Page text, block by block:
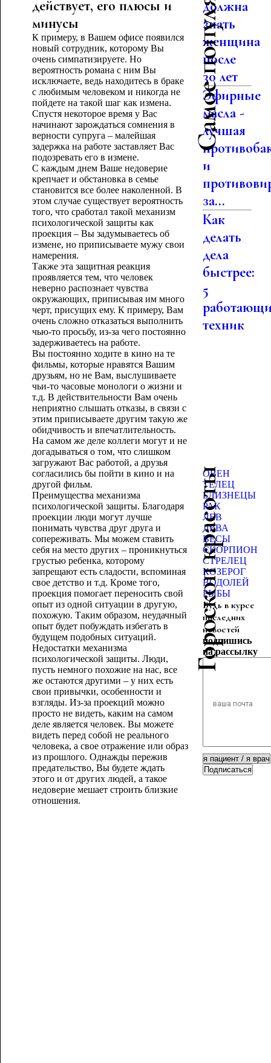
действует, его плюсы и
минусы
К примеру, в Вашем офисе появился
новый сотрудник, которому Вы
очень симпатизируете. Но
вероятность романа с ним Вы
исключаете, ведь находитесь в браке
с любимым человеком и никогда не
пойдете на такой шаг как измена.
Спустя некоторое время у Вас
начинают зарождаться сомнения в
верности супруга – малейшая
задержка на работе заставляет Вас
подозревать его в измене.
С каждым днем Ваше недоверие
крепчает и обстановка в семье
становится все более наколенной. В
этом случае существует вероятность
того, что сработал такой механизм
психологической защиты как
проекция – Вы задумываетесь об
измене, но приписываете мужу свои
намерения.
Также эта защитная реакция
проявляется тем, что человек
неверно распознает чувства
окружающих, приписывая им много
черт, присущих ему. К примеру, Вам
очень сложно отказаться выполнить
чью-то просьбу, из-за чего постоянно
задерживаетесь на работе.
Вы постоянно ходите в кино на те
фильмы, которые нравятся Вашим
друзьям, но не Вам, выслушиваете
чьи-то часовые монологи о жизни и
т.д. В действительности Вам очень
неприятно слышать отказы, в связи с
этим приписываете другим такую же
обидчивость и впечатлительность.
На самом же деле коллеги могут и не
догадываться о том, что слишком
загружают Вас работой, а друзья
согласились бы пойти в кино и на
другой фильм.
Преимущества механизма
психологической защиты. Благодаря
проекции люди могут лучше
понимать чувства друг друга и
сопереживать. Мы можем ставить
себя на место других – проникнуться
грустью ребенка, которому
запрещают есть сладости, вспоминая
свое детство и т.д. Кроме того,
проекция помогает переносить свой
опыт из одной ситуации в другую,
похожую. Таким образом, неудачный
опыт будет побуждать избегать в
будущем подобных ситуаций.
Недостатки механизма
психологической защиты. Люди,
пусть немного похожие на нас, все
же остаются другими – у них есть
свои привычки, особенности и
взгляды. Из-за проекций можно
просто не видеть, каким на самом
деле является человек. Вы можете
видеть перед собой не реального
человека, а свое отражение или образ
из прошлого. Однажды пережив
предательство, Вы будете ждать
этого и от других людей, а такое
недоверие мешает строить близкие
отношения.
Самое популярное
должна
знать
женщина
после
30 лет
Эфирные
масла -
лучшая
и
за...
Как
делать
дела
быстрее:
5
техник
Гороскоп красоты
ОВЕН
ТЕЛЕЦ
БЛИЗНЕЦЫ
РАК
ЛЕВ
ДЕВА
ВЕСЫ
СКОРПИОН
СТРЕЛЕЦ
КОЗЕРОГ
ВОДОЛЕЙ
РЫБЫ
Будь в курсе
последних
новостей
подпишись
на рассылку
Подписаться